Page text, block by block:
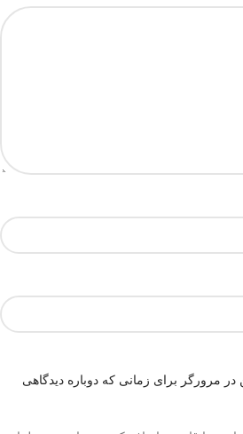
مرورگر برای زمانی که دوباره دیدگاهی